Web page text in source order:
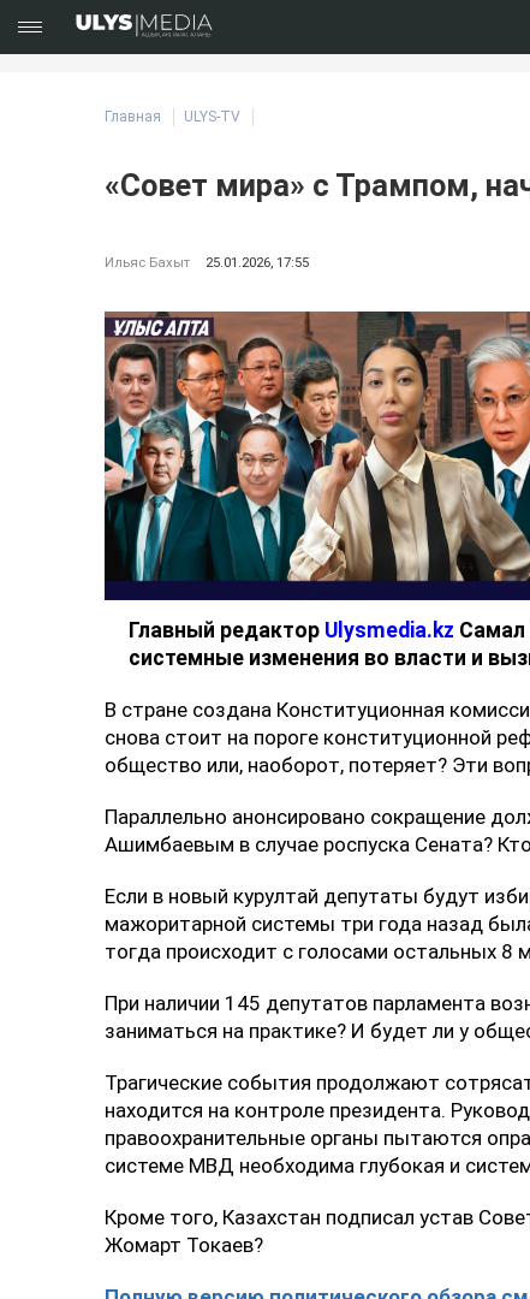
Главная ULYS-TV
«Совет мира» с Трампом,
Ильяс Бахыт 25.01.2026, 17:55
Главный редактор Ulysmedia.kz Самал
системные изменения во власти и
В стране создана Конституционная
снова стоит на пороге конституционной
общество или, наоборот, потеряет? Эти
Параллельно анонсировано сокращение
Ашимбаевым в случае роспуска Сената?
Если в новый курултай депутаты будут
мажоритарной системы три года назад
тогда происходит с голосами остальных
При наличии 145 депутатов парламента
заниматься на практике? И будет ли у
Трагические события продолжают
находится на контроле президента.
правоохранительные органы пытаются
системе МВД необходима глубокая и
Кроме того, Казахстан подписал устав
Жомарт Токаев?